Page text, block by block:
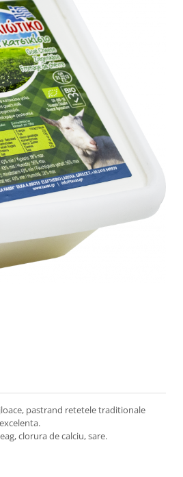
pastrand retetele traditionale
clorura de calciu, sare.